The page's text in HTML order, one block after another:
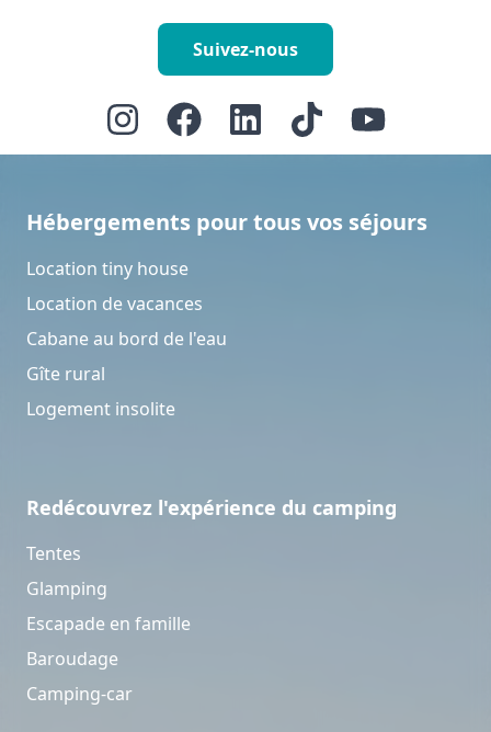
Suivez-nous
Hébergements pour tous vos séjours
Location tiny house
Location de vacances
Cabane au bord de l'eau
Gîte rural
Logement insolite
Redécouvrez l'expérience du camping
Tentes
Glamping
Escapade en famille
Baroudage
Camping-car